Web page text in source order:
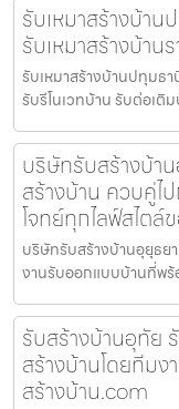
รับเหมาสร้างบ้า
รับเหมาสร้างบ้าน
รับเหมาสร้างบ้านปทุมธา
รับรีโนเวทบ้าน รับต่อเติ
บริษัทรับสร้างบ้า
สร้างบ้าน ควบคู่
โจทย์ทุกไลฟ์สไต
บริษัทรับสร้างบ้านอุยุธย
งานรับออกแบบบ้านที่พ
รับสร้างบ้านอุทัย
สร้างบ้านโดยทีมง
สร้างบ้าน.com